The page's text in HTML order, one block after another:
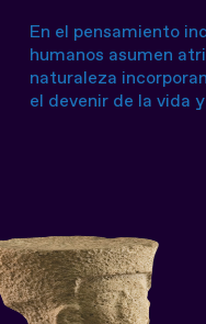
En el pensamiento
humanos asumen
naturaleza
el devenir de la vida